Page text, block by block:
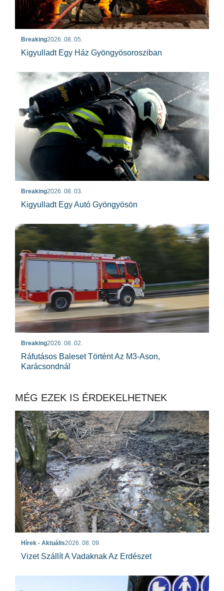
Breaking2026. 08. 05.
Kigyulladt Egy Ház Gyöngyösorosziban
Breaking2026. 08. 03.
Kigyulladt Egy Autó Gyöngyösön
Breaking2026. 08. 02.
Ráfutásos Baleset Történt Az M3-Ason,
Karácsondnál
MÉG EZEK IS ÉRDEKELHETNEK
Hírek - Aktuális2026. 08. 09.
Vizet Szállít A Vadaknak Az Erdészet